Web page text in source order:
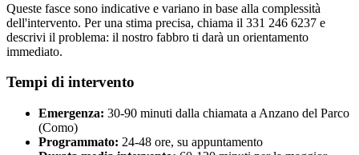
Queste fasce sono indicative e variano in base alla complessità
dell'intervento. Per una stima precisa, chiama il 331 246 6237 e
descrivi il problema: il nostro fabbro ti darà un orientamento
immediato.
Tempi di intervento
Emergenza: 30-90 minuti dalla chiamata a Anzano del Parco
(Como)
Programmato: 24-48 ore, su appuntamento